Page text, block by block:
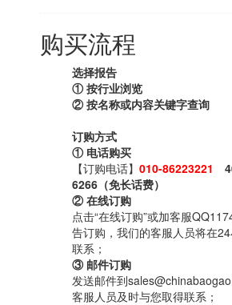
购买流程
选择报告
① 按行业浏览
② 按名称或内容关键字查询
订购方式
① 电话购买
【订购电话】 010-86223221
6266（免长话费）
② 在线订购
点击“在线订购”或加客服
告订购，我们的客服人员将在
联系；
③ 邮件订购
发送邮件到
客服人员及时与您取得联系；